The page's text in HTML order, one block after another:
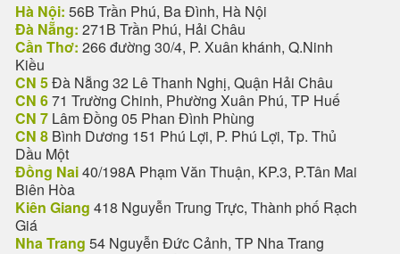
Hà Nội: 56B Trần Phú, Ba Đình, Hà Nội
Đà Nẵng: 271B Trần Phú, Hải Châu
Cần Thơ: 266 đường 30/4, P. Xuân khánh, Q.Ninh
Kiều
CN 5Đà Nẵng 32 Lê Thanh Nghị, Quận Hải Châu
CN 671 Trường Chinh, Phường Xuân Phú, TP Huế
CN 7 Lâm Đồng 05 Phan Đình Phùng
CN 8 Bình Dương 151 Phú Lợi, P. Phú Lợi, Tp. Thủ
Dầu Một
Đồng Nai40/198A Phạm Văn Thuận, KP.3, P.Tân Mai
Biên Hòa
Kiên Giang 418 Nguyễn Trung Trực, Thành phố Rạch
Giá
Nha Trang 54 Nguyễn Đức Cảnh, TP Nha Trang